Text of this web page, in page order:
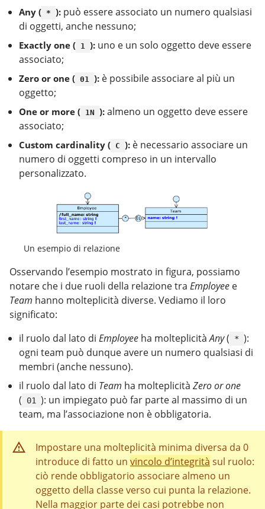
Any ( * ): può essere associato un numero qualsiasi
di oggetti, anche nessuno;
Exactly one ( 1 ): uno e un solo oggetto deve essere
associato;
Zero or one ( 01 ): è possibile associare al più un
oggetto;
One or more ( 1N ): almeno un oggetto deve essere
associato;
Custom cardinality ( C ): è necessario associare un
numero di oggetti compreso in un intervallo
personalizzato.
Un esempio di relazione
Osservando l’esempio mostrato in figura, possiamo
notare che i due ruoli della relazione tra Employee e
Team hanno molteplicità diverse. Vediamo il loro
significato:
il ruolo dal lato di Employee ha molteplicitàAny( * ):
ogni team può dunque avere un numero qualsiasi di
membri (anche nessuno).
il ruolo dal lato di Team ha molteplicità Zero or one
(
01
): un impiegato può far parte al massimo di un
team, ma l’associazione non è obbligatoria.
Impostare una molteplicità minima diversa da 0
introduce di fatto un vincolo d’integrità sul ruolo:
ciò rende obbligatorio associare almeno un
oggetto della classe verso cui punta la relazione.
Nella maggior parte dei casi potrebbe non